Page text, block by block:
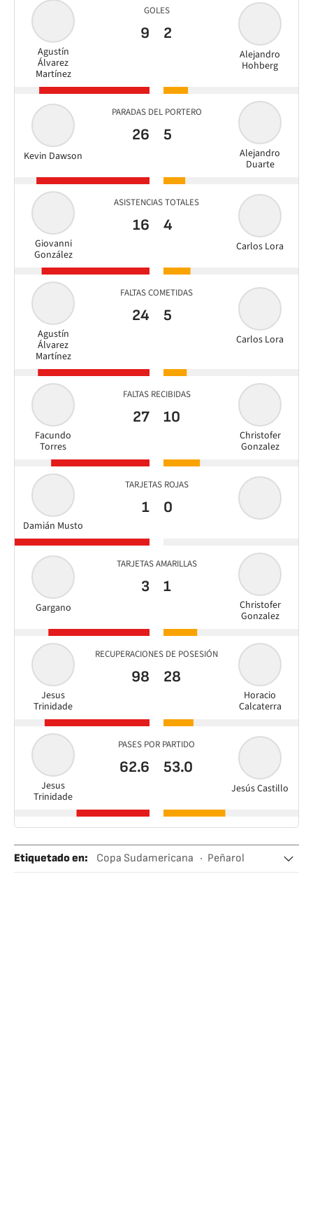
GOLES
Agustín
Álvarez
Martínez
9
Alejandro
Hohberg
2
PARADAS DEL PORTERO
Kevin Dawson
26
Alejandro
Duarte
5
ASISTENCIAS TOTALES
Giovanni
González
16
Carlos Lora
4
FALTAS COMETIDAS
Agustín
Álvarez
Martínez
24
Carlos Lora
5
FALTAS RECIBIDAS
Facundo
Torres
27
Christofer
Gonzalez
10
TARJETAS ROJAS
Damián Musto
1 0
TARJETAS AMARILLAS
Gargano
3
Christofer
Gonzalez
1
RECUPERACIONES DE POSESIÓN
Jesus
Trinidade
98
Horacio
Calcaterra
28
PASES POR PARTIDO
Jesus
Trinidade
62.6
Jesús Castillo
53.0
Etiquetado en: Copa Sudamericana
Peñarol